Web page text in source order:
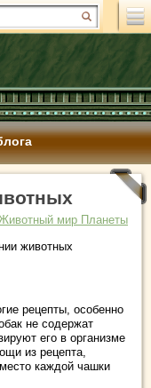
мир Планеты
животных
рецепты, особенно
не содержат
его в организме
из рецепта,
каждой чашки